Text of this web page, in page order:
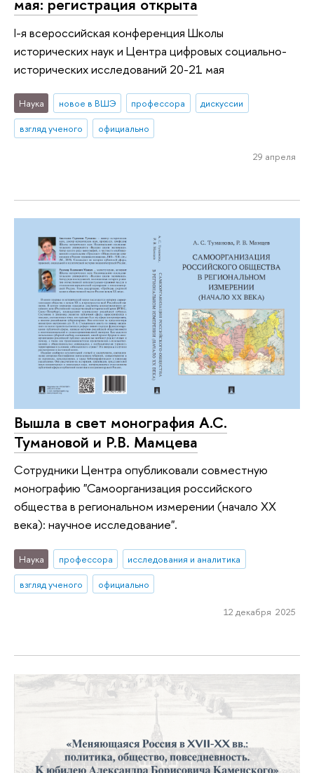
мая: регистрация открыта
I-я всероссийская конференция Школы
исторических наук и Центра цифровых социально-
исторических исследований 20-21 мая
Наука новое в ВШЭ профессора
дискуссии
взгляд ученого
официально
29 апреля
Вышла в свет монография А.С.
Тумановой и Р.В. Мамцева
Сотрудники Центра опубликовали совместную
монографию "Самоорганизация российского
общества в региональном измерении (начало XX
века): научное исследование".
Наука профессора
исследования и аналитика
взгляд ученого
официально
12 декабря 2025